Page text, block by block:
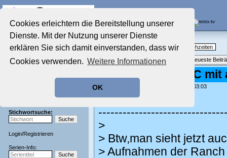
Cookies erleichtern die Bereitstellung unserer
Dienste. Mit der Nutzung unserer Dienste
erklären Sie sich damit einverstanden, dass wir
Cookies verwenden. Weitere Informationen
OK
Startseite
Aktuelles Forum
Film-Forum
Zeichentrick-Forum
Stichwortsuche:
Login/Registrieren
Serien-Info:
Nostalgieecke
TV-Erinnerungen an gute, alte Fernsehzeiten
Themenübersicht • Neues Thema Neueste
Re: Dallas auf TLC
geschrieben von: , 29.04.26 03:03
Buratino schrieb:
>
> Btw,man sieht jetzt
> Aufnahmen der